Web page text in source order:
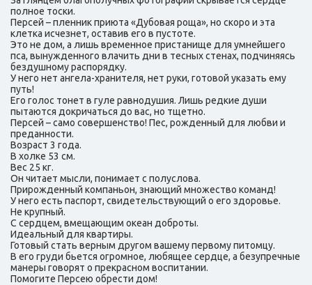
полное тоски.
Персей – пленник приюта «Дубовая роща», но скоро и эта
клетка исчезнет, оставив его в пустоте.
Это не дом, а лишь временное пристанище для умнейшего
пса, вынужденного влачить дни в тесных стенах, подчиняясь
бездушному распорядку.
У него нет ангела-хранителя, нет руки, готовой указать ему
путь!
Его голос тонет в гуле равнодушия. Лишь редкие души
пытаются докричаться до вас, но тщетно.
Персей – само совершенство! Пес, рожденный для любви и
преданности.
Возраст 3 года.
В холке 53 см.
Вес 25 кг.
Он читает мысли, понимает с полуслова.
Прирожденный компаньон, знающий множество команд!
У него есть паспорт, свидетельствующий о его здоровье.
Не крупный.
С сердцем, вмещающим океан доброты.
Идеальный для квартиры.
Готовый стать верным другом вашему первому питомцу.
В его груди бьется огромное, любящее сердце, а безупречные
манеры говорят о прекрасном воспитании.
Помогите Персею обрести дом!